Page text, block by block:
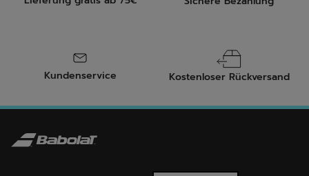
Kundenservice Kostenloser Rückversand